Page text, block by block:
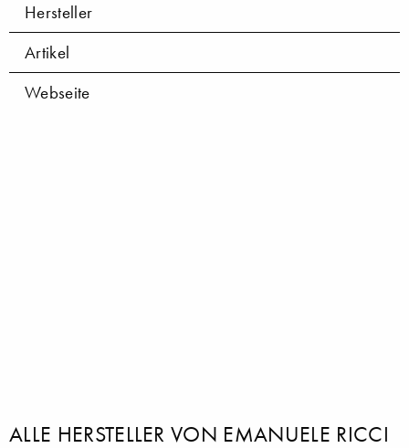
Hersteller
Artikel
Webseite
ALLE HERSTELLER VON EMANUELE RICCI